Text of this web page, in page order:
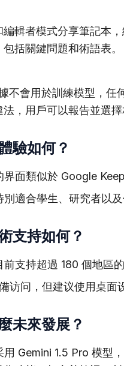
輯者模式分享筆記本
括關鍵問題和術語表。
會用於訓練模型，任
，用戶可以報告並選擇
驗如何？
面類似於 Google
適合學生、研究者以及
支持如何？
支持超過 180 個地區的
访问，但建议使用桌面
未來發展？
Gemini 1.5 Pro 模型